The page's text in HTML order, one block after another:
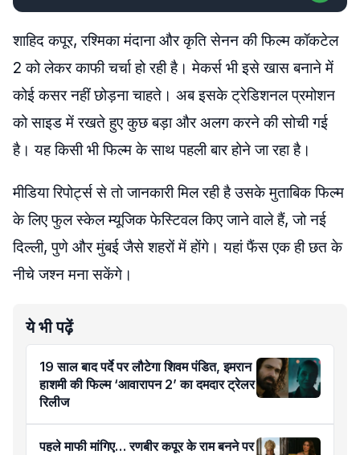
शाहिद कपूर, रश्मिका मंदाना और कृति सेनन की फिल्म कॉकटेल
2 को लेकर काफी चर्चा हो रही है। मेकर्स भी इसे खास बनाने में
कोई कसर नहीं छोड़ना चाहते। अब इसके ट्रेडिशनल प्रमोशन
को साइड में रखते हुए कुछ बड़ा और अलग करने की सोची गई
है। यह किसी भी फिल्म के साथ पहली बार होने जा रहा है।
मीडिया रिपोर्ट्स से तो जानकारी मिल रही है उसके मुताबिक फिल्म
के लिए फुल स्केल म्यूजिक फेस्टिवल किए जाने वाले हैं, जो नई
दिल्ली, पुणे और मुंबई जैसे शहरों में होंगे। यहां फैंस एक ही छत के
नीचे जश्न मना सकेंगे।
ये भी पढ़ें
19 साल बाद पर्दे पर लौटेगा शिवम पंडित, इमरान
हाशमी की फिल्म ‘आवारापन 2’ का दमदार ट्रेलर
रिलीज
पहले माफी मांगिए… रणबीर कपूर के राम बनने पर